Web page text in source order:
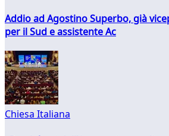
Addio ad Agostino Superbo, già
per il Sud e assistente Ac
Chiesa Italiana